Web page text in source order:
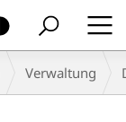
Verwaltung